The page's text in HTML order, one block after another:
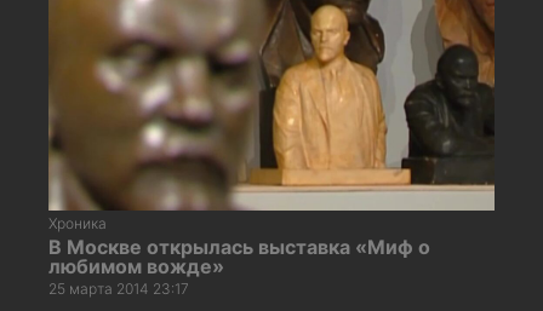
Хроника
В Москве открылась выставка «Миф о
любимом вожде»
25 марта 2014 23:17